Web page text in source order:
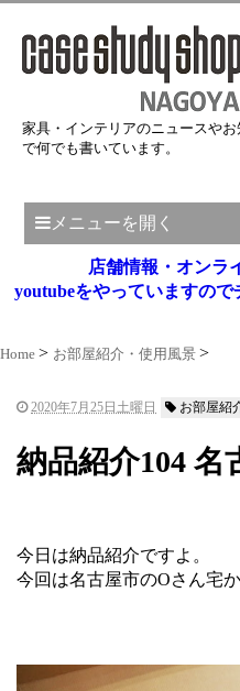
家具・インテリアのニュースや
で何でも書いています。
メニューを開く
店舗情報・オンラ
youtubeをやっていますの
Home お部屋紹介・使用風景
2020年7月25日土曜日 お部屋紹
納品紹介104 名
今日は納品紹介ですよ。
今回は名古屋市のOさん宅